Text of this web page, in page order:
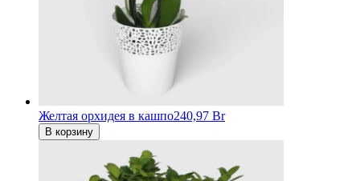
Желтая орхидея в кашпо240,97 Br
В корзину